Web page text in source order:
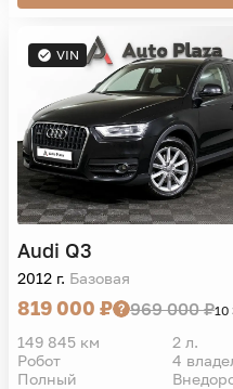
VIN
Audi Q3
2012 г. Базовая
819 000 ₽ 969 000 ₽10
149 845 км 2 л.
Робот
4
Полный